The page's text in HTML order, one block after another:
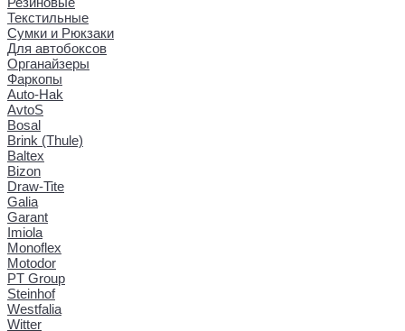
Текстильные
Сумки и Рюкзаки
Для автобоксов
Органайзеры
Фаркопы
Auto-Hak
AvtoS
Bosal
Brink (Thule)
Baltex
Bizon
Draw-Tite
Galia
Garant
Imiola
Monoflex
Motodor
PT Group
Steinhof
Westfalia
Witter